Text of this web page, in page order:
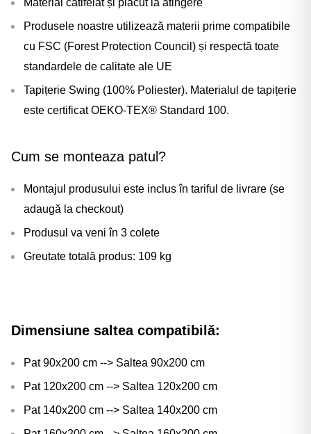
Produsele noastre utilizează materii prime compatibile
cu FSC (Forest Protection Council) și respectă toate
standardele de calitate ale UE
Tapițerie Swing (100% Poliester). Materialul de tapițerie
este certificat OEKO-TEX® Standard 100.
Cum se monteaza patul?
Montajul produsului este inclus în tariful de livrare (se
adaugă la checkout)
Produsul va veni în 3 colete
Greutate totală produs: 109 kg
Dimensiune saltea compatibilă:
Pat 90x200 cm --> Saltea 90x200 cm
Pat 120x200 cm --> Saltea 120x200 cm
Pat 140x200 cm --> Saltea 140x200 cm